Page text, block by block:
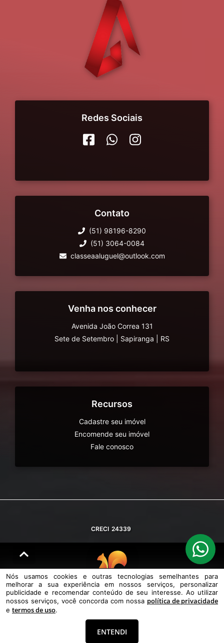
Redes Sociais
Contato
(51) 98196-8290
(51) 3064-0084
classeaaluguel@outlook.com
Venha nos conhecer
Avenida João Correa 131
Sete de Setembro
Sapiranga RS
Recursos
Cadastre seu imóvel
Encomende seu imóvel
Fale conosco
CRECI 24339
© DESENVOLVIDO PELAAGIL.NET
Nós usamos cookies e outras tecnologias semelhantes para melhorar a
sua experiência em nossos serviços, personalizar publicidade e
Nós usamos cookies e outras tecnologias semelhantes para
melhorar a sua experiência em nossos serviços, personalizar
publicidade e recomendar conteúdo de seu interesse. Ao utilizar
nossos serviços, você concorda com nossa política de privacidade
e termos de uso.
ENTENDI